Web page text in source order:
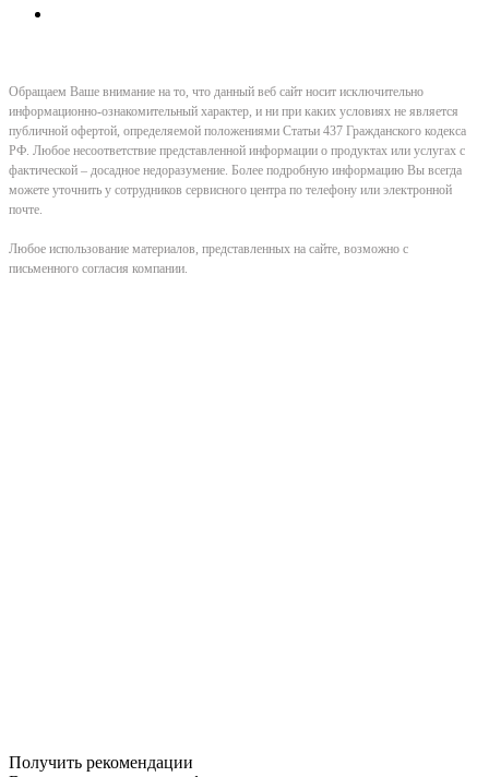
Обращаем Ваше внимание на то, что данный веб сайт носит исключительно
информационно-ознакомительный характер, и ни при каких условиях не является
публичной офертой, определяемой положениями Статьи 437 Гражданского кодекса
РФ. Любое несоответствие представленной информации о продуктах или услугах с
фактической – досадное недоразумение. Более подробную информацию Вы всегда
можете уточнить у сотрудников сервисного центра по телефону или электронной
почте.
Любое использование материалов, представленных на сайте, возможно с
письменного согласия компании.
Получить рекомендации